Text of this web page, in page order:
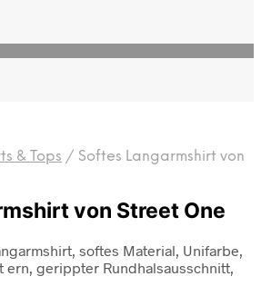
& Tops / Softes Langarmshirt von
von Street One
softes Material, Unifarbe,
ern, gerippter Rundhalsausschnitt,